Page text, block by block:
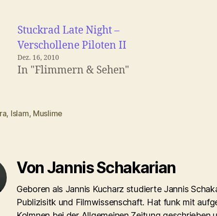
Stuckrad Late Night –
Verschollene Piloten II
Dez. 16, 2010
In "Flimmern & Sehen"
, Islam, Muslime
Von Jannis Schakarian
Geboren als Jannis Kucharz studierte Jannis
Publizisitk und Filmwissenschaft. Hat funk mit